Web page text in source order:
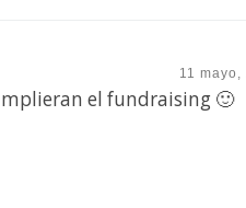
11 mayo,
el fundraising 🙂